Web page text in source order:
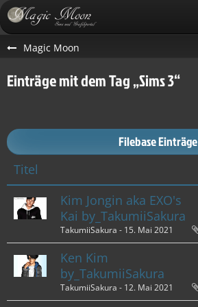
Magic Moon
Einträge mit dem Tag „Sims 3“
Filebase Einträge
Titel
Kim Jongin aka EXO's
Kai by_TakumiiSakura
TakumiiSakura - 15. Mai 2021
Ken Kim
by_TakumiiSakura
TakumiiSakura - 12. Mai 2021